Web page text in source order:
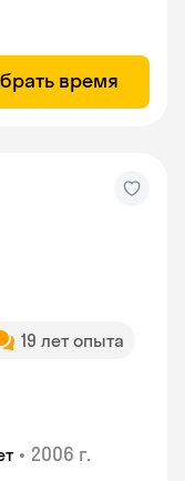
время
19 лет опыта
• 2006 г.